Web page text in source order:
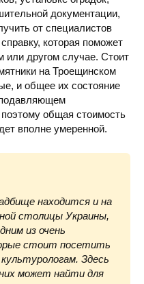
документации,
от специалистов
которая поможет
или другом случае. Стоит
на Троещинском
и общее их состояние
общая стоимость
вполне умеренной.
находится и на
столицы Украины,
из очень
стоит посетить
Здесь
может найти для